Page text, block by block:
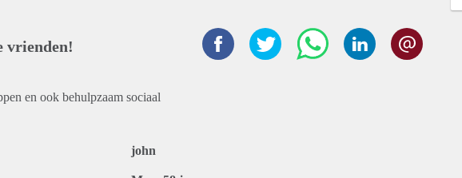
vrienden!
en ook behulpzaam sociaal
john